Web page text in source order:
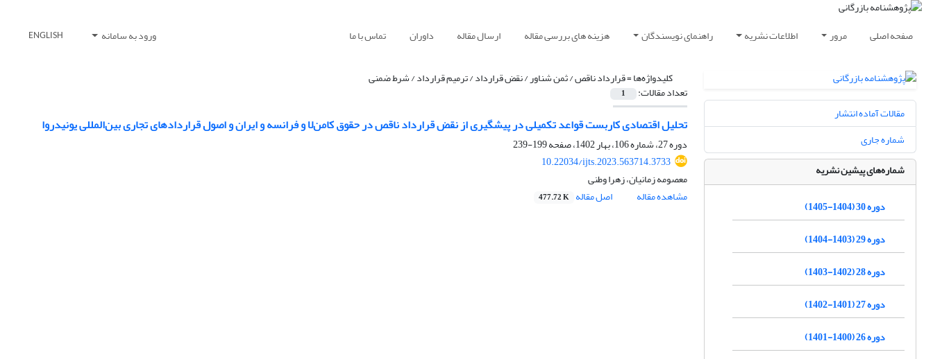
صفحه اصلی مرور اطلاعات نشریه راهنمای نویسندگان هزینه های بررسی مقاله ارسال مقاله داوران تماس با ما ورود به سامانه ENGLISH
کلیدواژه‌ها =قرارداد ناقص / ثمن شناور / نقض قرارداد / ترمیم قرارداد / شرط ضمنی
تعداد مقالات: 1
تحلیل اقتصادی کاربست قواعد تکمیلی در پیشگیری از نقض قرارداد ناقص در حقوق کامن‌لا و فرانسه و ایران و اصول قراردادهای تجاری بین‌المللی یونیدروا
دوره 27، شماره 106، بهار 1402، صفحه
199-239
10.22034/ijts.2023.563714.3733
معصومه زمانیان، زهرا وطنی
مشاهده مقاله
اصل مقاله 477.72 K
مقالات آماده انتشار
شماره جاری
شماره‌های پیشین نشریه
دوره 30 (1404-1405)
دوره 29 (1403-1404)
دوره 28 (1402-1403)
دوره 27 (1401-1402)
دوره 26 (1400-1401)